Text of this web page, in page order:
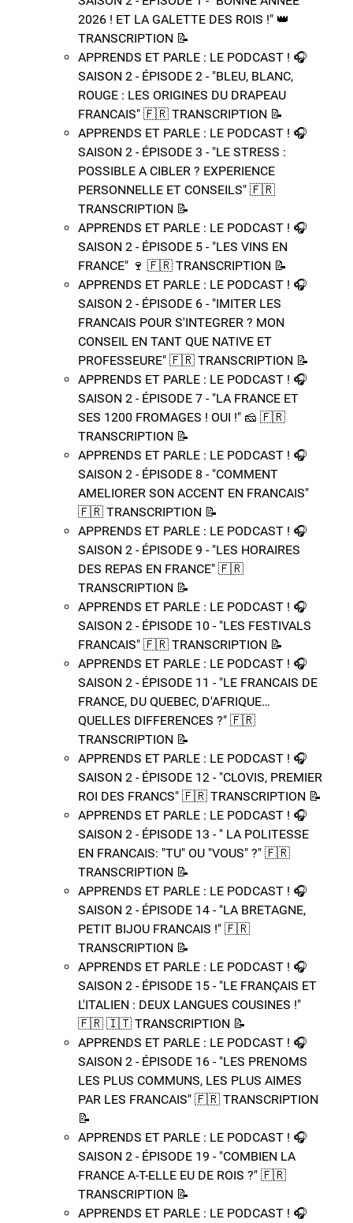
2026 ! ET LA GALETTE DES ROIS !" 👑​ ​
TRANSCRIPTION 📝​
APPRENDS ET PARLE : LE PODCAST ! 🎧
SAISON 2 - ÉPISODE 2 - "BLEU, BLANC,
ROUGE : LES ORIGINES DU DRAPEAU
FRANCAIS" 🇫🇷​ ​TRANSCRIPTION 📝​
APPRENDS ET PARLE : LE PODCAST ! 🎧
SAISON 2 - ÉPISODE 3 - "LE STRESS :
POSSIBLE A CIBLER ? EXPERIENCE
PERSONNELLE ET CONSEILS" 🇫🇷​ ​
TRANSCRIPTION 📝​
APPRENDS ET PARLE : LE PODCAST ! 🎧
SAISON 2 - ÉPISODE 5 - "LES VINS EN
FRANCE" 🍷​ 🇫🇷​ ​TRANSCRIPTION 📝​
APPRENDS ET PARLE : LE PODCAST ! 🎧
SAISON 2 - ÉPISODE 6 - "IMITER LES
FRANCAIS POUR S'INTEGRER ? MON
CONSEIL EN TANT QUE NATIVE ET
PROFESSEURE"​ 🇫🇷​ ​TRANSCRIPTION 📝​
APPRENDS ET PARLE : LE PODCAST ! 🎧
SAISON 2 - ÉPISODE 7 - "LA FRANCE ET
SES 1200 FROMAGES ! OUI !"​ 🧀​ 🇫🇷​ ​
TRANSCRIPTION 📝​
APPRENDS ET PARLE : LE PODCAST ! 🎧
SAISON 2 - ÉPISODE 8 - "COMMENT
AMELIORER SON ACCENT EN FRANCAIS"​
🇫🇷​ ​TRANSCRIPTION 📝​
APPRENDS ET PARLE : LE PODCAST ! 🎧
SAISON 2 - ÉPISODE 9 - "LES HORAIRES
DES REPAS EN FRANCE"​ 🇫🇷​ ​
TRANSCRIPTION 📝​
APPRENDS ET PARLE : LE PODCAST ! 🎧
SAISON 2 - ÉPISODE 10 - "LES FESTIVALS
FRANCAIS"​ 🇫🇷​ ​TRANSCRIPTION 📝​
APPRENDS ET PARLE : LE PODCAST ! 🎧
SAISON 2 - ÉPISODE 11 - "LE FRANCAIS DE
FRANCE, DU QUEBEC, D'AFRIQUE…
QUELLES DIFFERENCES ?"​ 🇫🇷​ ​
TRANSCRIPTION 📝​
APPRENDS ET PARLE : LE PODCAST ! 🎧
SAISON 2 - ÉPISODE 12 - "CLOVIS, PREMIER
ROI DES FRANCS"​ 🇫🇷​ ​TRANSCRIPTION 📝​
APPRENDS ET PARLE : LE PODCAST ! 🎧
SAISON 2 - ÉPISODE 13 - " LA POLITESSE
EN FRANCAIS: "TU" OU "VOUS" ?"​ 🇫🇷​ ​
TRANSCRIPTION 📝​
APPRENDS ET PARLE : LE PODCAST ! 🎧
SAISON 2 - ÉPISODE 14 - "LA BRETAGNE,
PETIT BIJOU FRANCAIS !"​ 🇫🇷​ ​
TRANSCRIPTION 📝​
APPRENDS ET PARLE : LE PODCAST ! 🎧
SAISON 2 - ÉPISODE 15 - "LE FRANÇAIS ET
L'ITALIEN : DEUX LANGUES COUSINES !"​
🇫🇷​ 🇮🇹​ ​TRANSCRIPTION 📝​
APPRENDS ET PARLE : LE PODCAST ! 🎧
SAISON 2 - ÉPISODE 16 - "LES PRENOMS
LES PLUS COMMUNS, LES PLUS AIMES
PAR LES FRANCAIS"​ 🇫🇷​ TRANSCRIPTION
📝​
APPRENDS ET PARLE : LE PODCAST ! 🎧
SAISON 2 - ÉPISODE 19 - "COMBIEN LA
FRANCE A-T-ELLE EU DE ROIS ?"​ 🇫🇷​
TRANSCRIPTION 📝​
APPRENDS ET PARLE : LE PODCAST ! 🎧